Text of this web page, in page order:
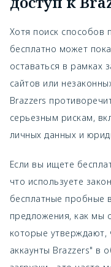
Хотя поиск способов
бесплатно может
оставаться в рамках
сайтов или
Brazzers
серьезным рискам,
личных данных и
Если вы ищете
что используете
бесплатные пробные
предложения, как мы
которые утверждают,
аккаунты Brazzers" в